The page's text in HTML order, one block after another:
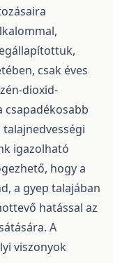
csak éves
dioxid-
talajnedvességi
igazolható
hogy a
a gyep talajában
hatással az
A
viszonyok